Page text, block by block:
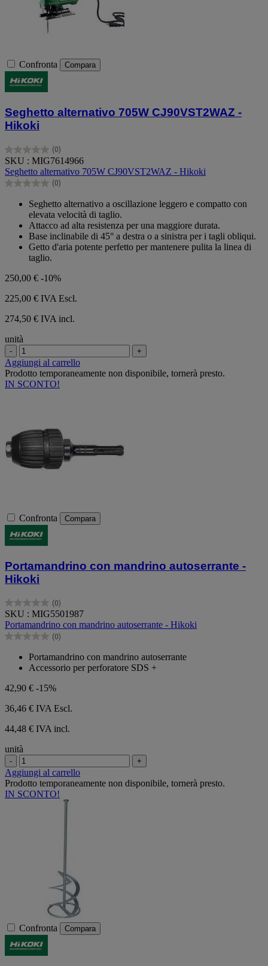
Confronta Compara
Seghetto alternativo 705W CJ90VST2WAZ -
Hikoki
(0)
0.0
su
5
stelle.
SKU : MIG7614966
Seghetto alternativo 705W CJ90VST2WAZ - Hikoki
(0)
0.0
Seghetto alternativo a oscillazione leggero e compatto con
elevata velocità di taglio.
Attacco ad alta resistenza per una maggiore durata.
Base inclinabile di 45° a destra o a sinistra per i tagli obliqui.
Getto d'aria potente perfetto per mantenere pulita la linea di
taglio.
250,00 € -10%
225,00 € IVA Escl.
274,50 € IVA incl.
unità
- +
Aggiungi al carrello
Prodotto temporaneamente non disponibile, tornerà presto.
IN SCONTO!
Confronta Compara
Portamandrino con mandrino autoserrante -
Hikoki
(0)
0.0
su
5
stelle.
SKU : MIG5501987
Portamandrino con mandrino autoserrante - Hikoki
(0)
0.0
Portamandrino con mandrino autoserrante
Accessorio per perforatore SDS +
42,90 € -15%
36,46 € IVA Escl.
44,48 € IVA incl.
unità
- +
Aggiungi al carrello
Prodotto temporaneamente non disponibile, tornerà presto.
IN SCONTO!
Confronta Compara